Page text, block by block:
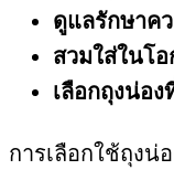
ดูแลรักษาค
สวมใส่ในโ
เลือกถุงน่อ
การเลือกใช้ถุงน่